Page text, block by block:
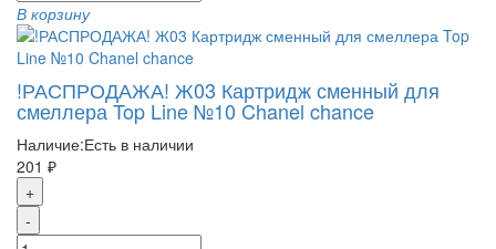
В корзину
!РАСПРОДАЖА! Ж03 Картридж сменный для
смеллера Top Line №10 Chanel chance
Наличие:Есть в наличии
201 ₽
+
-